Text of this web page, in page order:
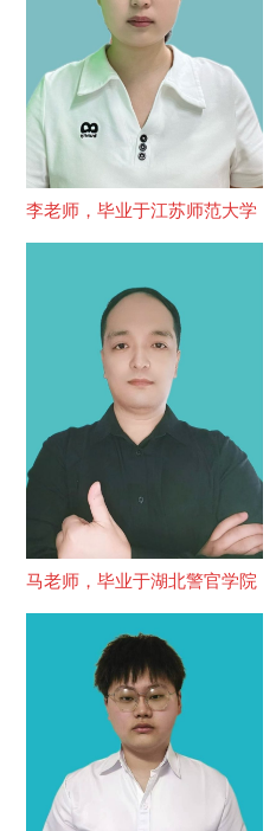
李老师，毕业于江苏师范大学
马老师，毕业于湖北警官学院